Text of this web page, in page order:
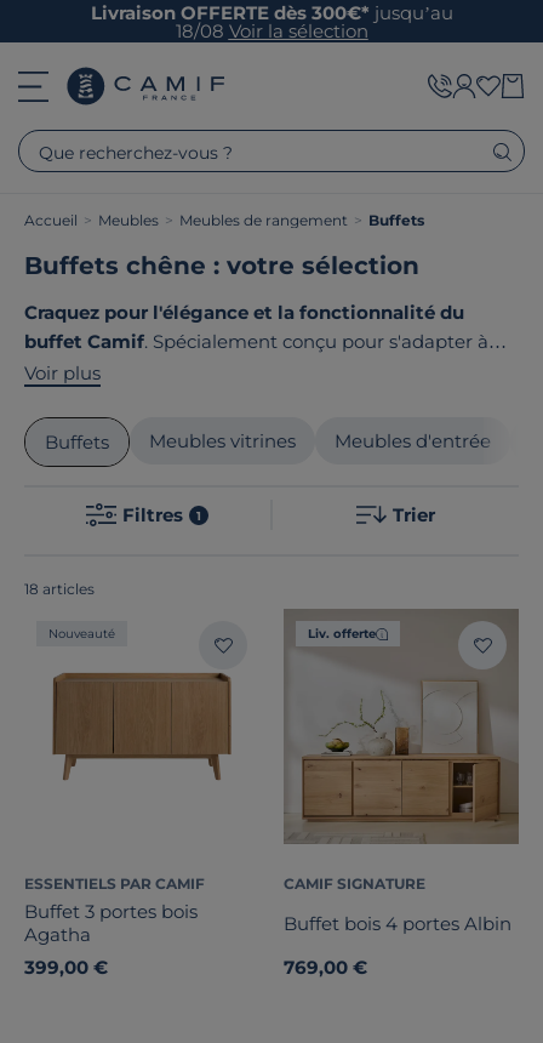
Livraison OFFERTE dès 300€* jusqu’au
18/08 Voir la sélection
Que recherchez-vous ?
Accueil > Meubles > Meubles de rangement > Buffets
Buffets chêne : votre sélection
Craquez pour l'élégance et la fonctionnalité du
buffet Camif. Spécialement conçu pour s'adapter à
votre style de vie, ce meuble allie un design raffiné à
votre vaisselle ou exposer vos objets décoratifs, il
s'inscrit dans la gamme contemporaine de Camif.
Le point commun de nos produits ? Ils sont tous
Voir plus
Buffets Meubles vitrines Meubles d'entrée
Filtres 1 Trier
18 articles
Nouveauté
ESSENTIELS PAR CAMIF
Buffet 3 portes bois
Agatha
399,00 €
Liv. offerte
CAMIF SIGNATURE
Buffet bois 4 portes Albin
769,00 €
Largeur
Hauteur